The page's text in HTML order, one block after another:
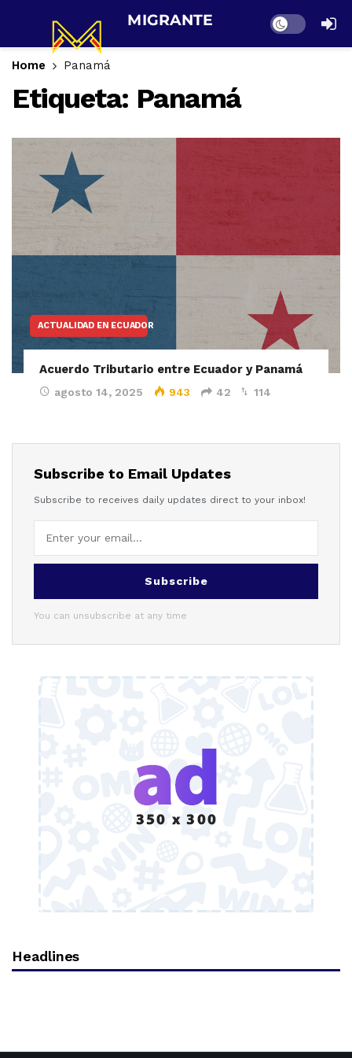
Dark mode
Home Panamá
Etiqueta: Panamá
ACTUALIDAD EN ECUADOR
Acuerdo Tributario entre Ecuador y Panamá
agosto 14, 2025 943 42 114
Subscribe to Email Updates
Subscribe to receives daily updates direct to your inbox!
Subscribe
You can unsubscribe at any time
Headlines